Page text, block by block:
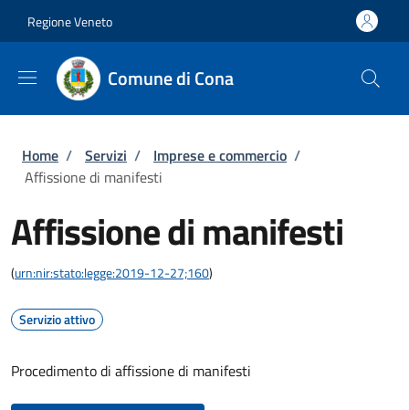
Regione Veneto
Comune di Cona
Briciole di pane
Home / Servizi / Imprese e commercio /
Affissione di manifesti
Affissione di manifesti
(urn:nir:stato:legge:2019-12-27;160)
Servizio attivo
Procedimento di affissione di manifesti